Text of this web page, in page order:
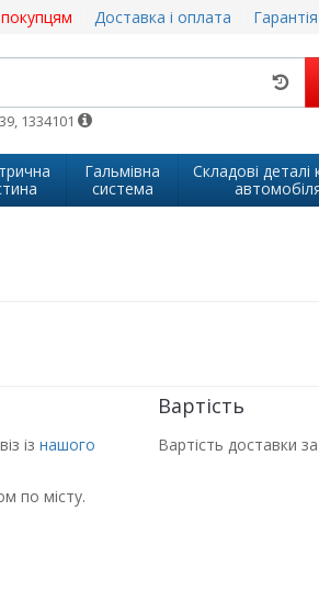
Доставка і оплата
1334101
Гальмівна
система
Складові деталі
ізнашого
по місту.
Вартість
Вартість доставки